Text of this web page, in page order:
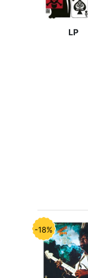
LP
-18%